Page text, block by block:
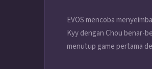
EVOS mencoba
Kyy dengan Chou benar-
menutup game pertama